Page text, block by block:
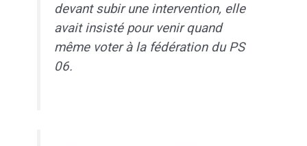
devant subir une intervention, elle
avait insisté pour venir quand
même voter à la fédération du PS
06.